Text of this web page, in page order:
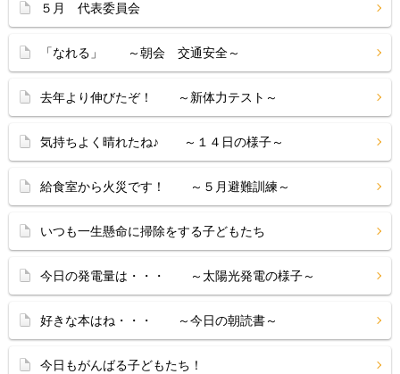
５月 代表委員会
「なれる」 ～朝会 交通安全～
去年より伸びたぞ！ ～新体力テスト～
気持ちよく晴れたね♪ ～１４日の様子～
給食室から火災です！ ～５月避難訓練～
いつも一生懸命に掃除をする子どもたち
今日の発電量は・・・ ～太陽光発電の様子～
好きな本はね・・・ ～今日の朝読書～
今日もがんばる子どもたち！